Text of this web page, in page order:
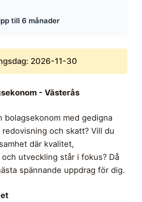
till 6 månader
2026-11-30
- Västerås
bolagsekonom med gedigna
och skatt? Vill du
där kvalitet,
utveckling står i fokus? Då
spännande uppdrag för dig.